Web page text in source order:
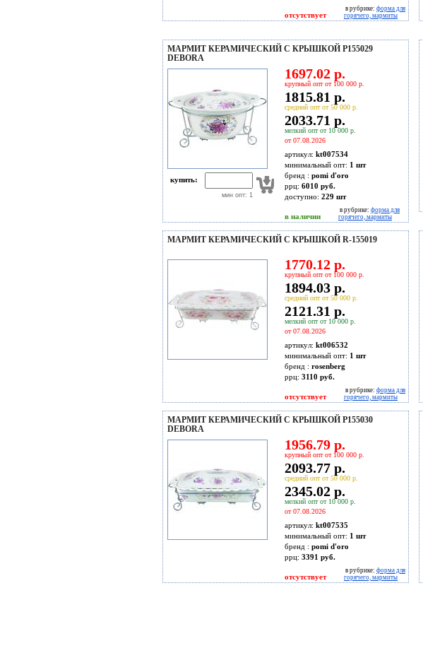
отсутствует
в рубрике: форма для
горячего, мармиты
МАРМИТ КЕРАМИЧЕСКИЙ С КРЫШКОЙ P155029
DEBORA
купить:
мин опт: 1
1697.02 р.
крупный опт от 100 000 р.
1815.81 р.
средний опт от 50 000 р.
2033.71 р.
мелкий опт от 10 000 р.
от 07.08.2026
артикул: kt007534
минимальный опт: 1 шт
бренд : pomi d'oro
ррц: 6010 руб.
доступно: 229 шт
в наличии
в рубрике: форма для
горячего, мармиты
МАРМИТ КЕРАМИЧЕСКИЙ С КРЫШКОЙ R-155019
1770.12 р.
крупный опт от 100 000 р.
1894.03 р.
средний опт от 50 000 р.
2121.31 р.
мелкий опт от 10 000 р.
от 07.08.2026
артикул: kt006532
минимальный опт: 1 шт
бренд : rosenberg
ррц: 3110 руб.
отсутствует
в рубрике: форма для
горячего, мармиты
МАРМИТ КЕРАМИЧЕСКИЙ С КРЫШКОЙ P155030
DEBORA
1956.79 р.
крупный опт от 100 000 р.
2093.77 р.
средний опт от 50 000 р.
2345.02 р.
мелкий опт от 10 000 р.
от 07.08.2026
артикул: kt007535
минимальный опт: 1 шт
бренд : pomi d'oro
ррц: 3391 руб.
отсутствует
в рубрике: форма для
горячего, мармиты